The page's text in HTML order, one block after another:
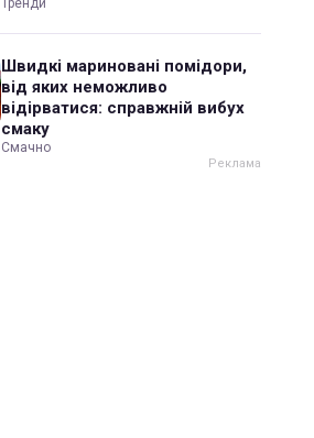
Тренди
Швидкі мариновані помідори,
від яких неможливо
відірватися: справжній вибух
смаку
Смачно